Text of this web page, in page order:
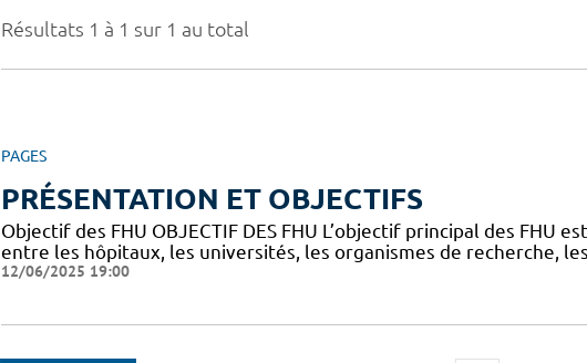
Résultats 1 à 1 sur 1 au total
PAGES
PRÉSENTATION ET OBJECTIFS
Objectif des FHU OBJECTIF DES FHU L’objectif principal des FHU
entre les hôpitaux, les universités, les organismes de recherche,
12/06/2025 19:00